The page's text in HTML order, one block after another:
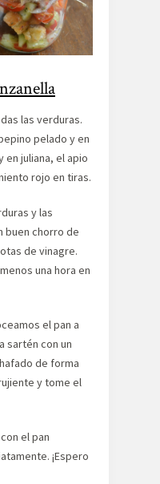
las verduras.
pelado y en
juliana, el apio
rojo en tiras.
y las
buen chorro de
de vinagre.
una hora en
el pan a
sartén con un
de forma
y tome el
el pan
¡Espero